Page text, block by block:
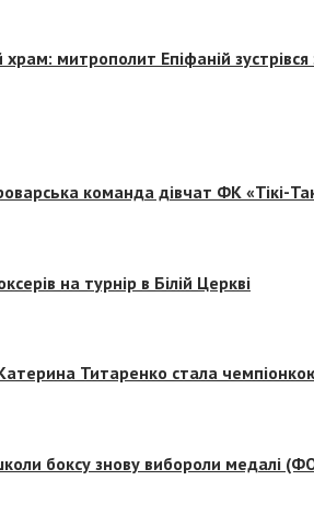
митрополит Епіфаній
команда дівчат ФК «Тікі-
на турнір в Білій Церкві
Титаренко стала
боксу знову вибороли медалі